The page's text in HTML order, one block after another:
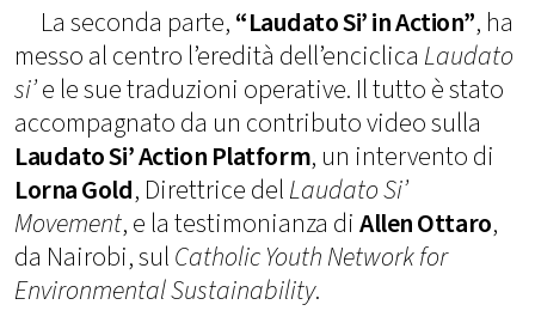
La seconda parte,“Laudato Si’ in Action”, ha
messo al centro l’eredità dell’enciclica Laudato
si’e le sue traduzioni operative. Il tutto è stato
accompagnato da un contributo video sulla
Laudato Si’ Action Platform, un intervento di
Lorna Gold, Direttrice delLaudato Si’
Movement, e la testimonianza diAllen Ottaro,
da Nairobi, sulCatholic Youth Network for
Environmental Sustainability.